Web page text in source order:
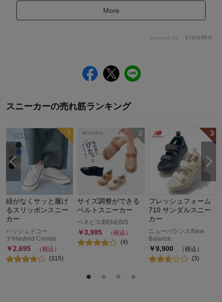
More
powered by
スニーカーの売れ筋ランキング
紐がなくサッと履け
るスリッポンスニー
カー
ハッシュドコー
デ/Hashed Coorde
￥2,695
（税込）
(315)
サイズ調整ができる
ベルトスニーカー
ベネビス/BENEBIS
￥3,995
（税込）
(4)
フレッシュフォーム
710 サンダルスニー
カー
ニューバランス/New
Balance
￥9,900
（税込）
(3)